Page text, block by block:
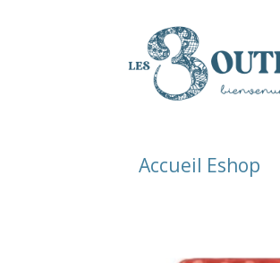
Accueil Eshop